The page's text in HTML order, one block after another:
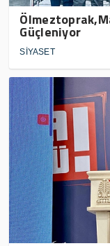
Güçleniyor
SİYASET